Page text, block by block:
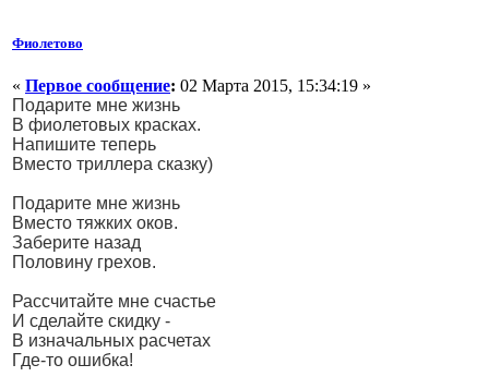
Фиолетово
« Первое сообщение: 02 Марта 2015, 15:34:19 »
Подарите мне жизнь
В фиолетовых красках.
Напишите теперь
Вместо триллера сказку)
Подарите мне жизнь
Вместо тяжких оков.
Заберите назад
Половину грехов.
Рассчитайте мне счастье
И сделайте скидку -
В изначальных расчетах
Где-то ошибка!